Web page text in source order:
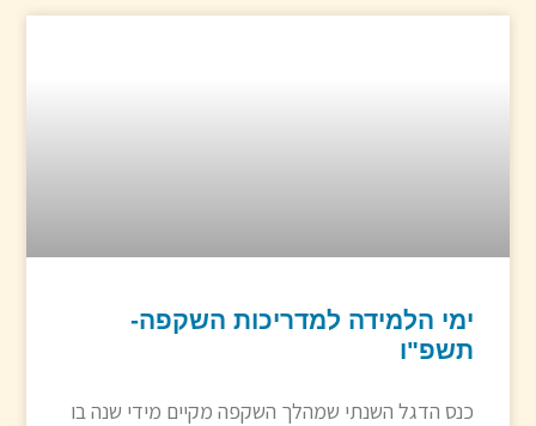
ימי הלמידה למדריכות השקפה-
תשפ"ו
כנס הדגל השנתי שמהלך השקפה מקיים מידי שנה בו